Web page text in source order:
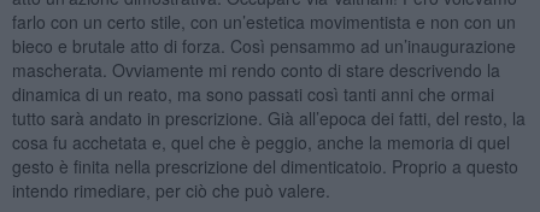
farlo con un certo stile, con un’estetica movimentista e non con un
bieco e brutale atto di forza. Così pensammo ad un’inaugurazione
mascherata. Ovviamente mi rendo conto di stare descrivendo la
dinamica di un reato, ma sono passati così tanti anni che ormai
tutto sarà andato in prescrizione. Già all’epoca dei fatti, del resto, la
cosa fu acchetata e, quel che è peggio, anche la memoria di quel
gesto è finita nella prescrizione del dimenticatoio. Proprio a questo
intendo rimediare, per ciò che può valere.